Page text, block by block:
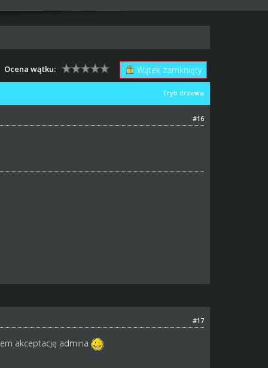
Wątek zamknięty
Ocena wątku:
Tryb drzewa
#16
#17
akceptację admina